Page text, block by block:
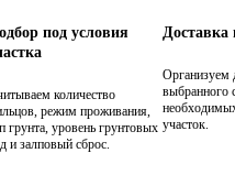
под условия
количество
режим проживания,
грунта, уровень грунтовых
и залповый сброс.
Организуем
выбранного
участок.